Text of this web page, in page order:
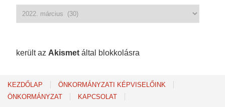
került az Akismet által blokkolásra
KEZDŐLAP
ÖNKORMÁNYZATI KÉPVISELŐINK
ÖNKORMÁNYZAT
KAPCSOLAT